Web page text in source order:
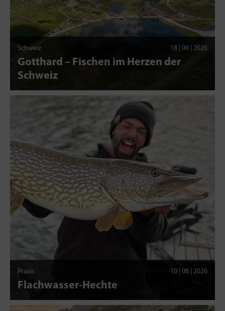
Schweiz 18 | 06 | 2026
Gotthard – Fischen im Herzen der
Schweiz
Praxis 10 | 06 | 2026
Flachwasser-Hechte